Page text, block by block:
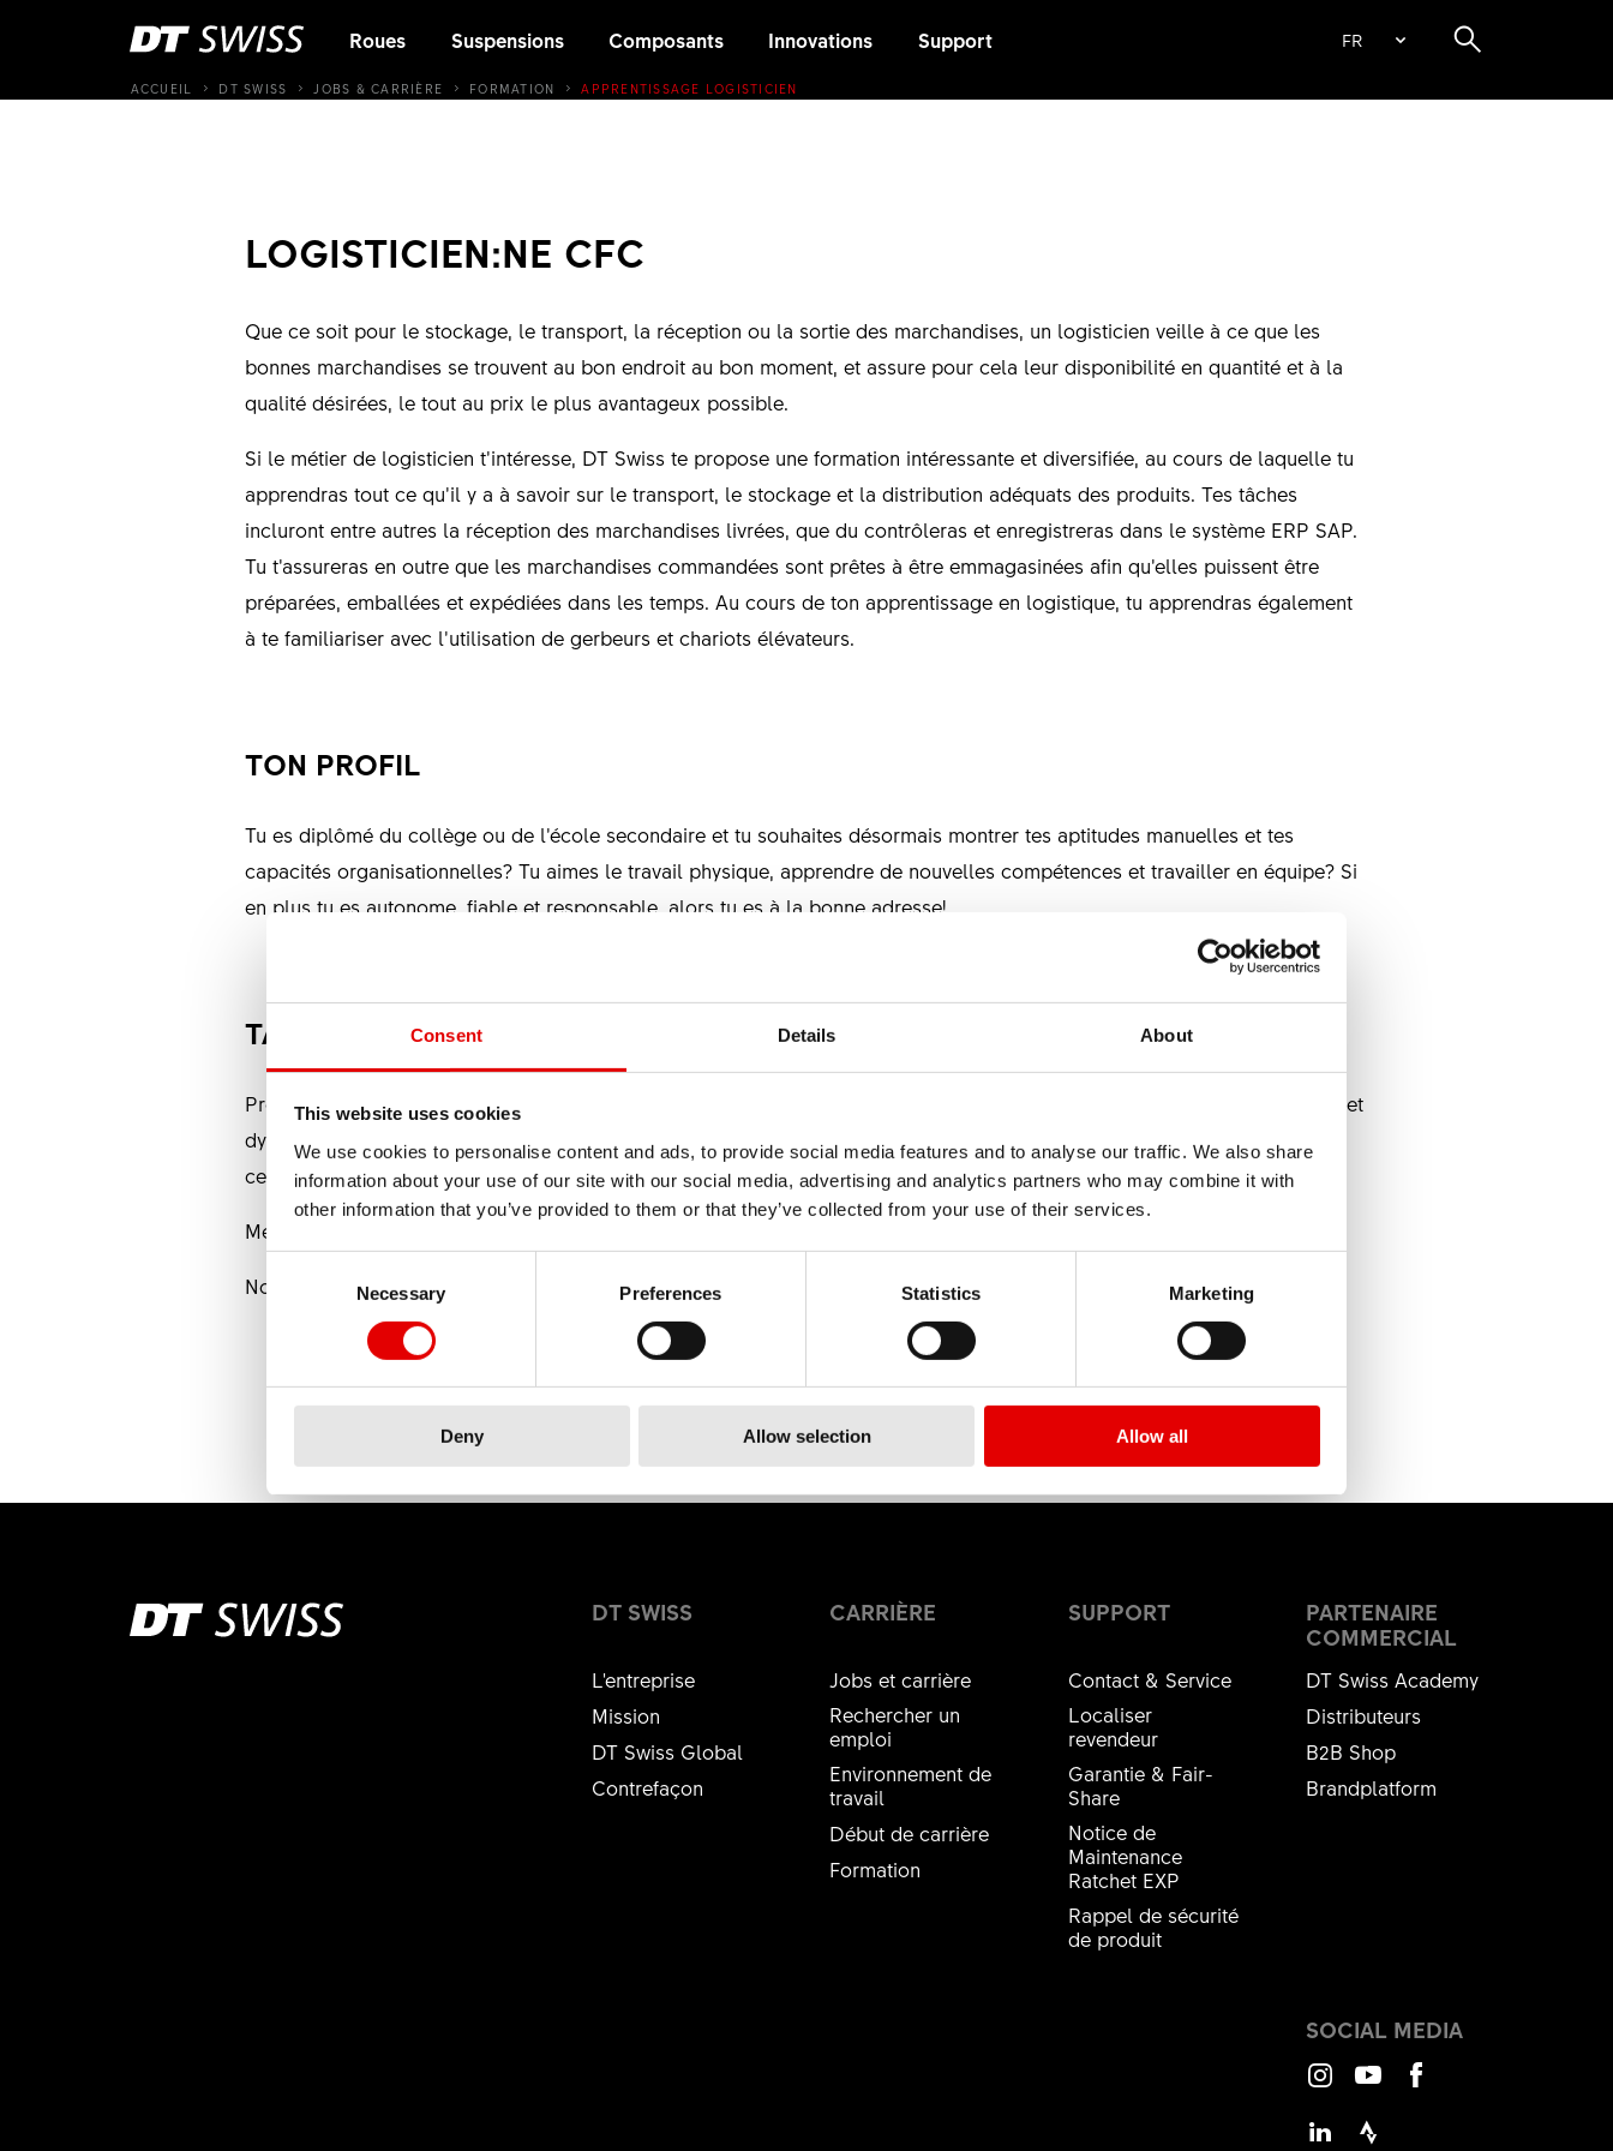
Consent Details About
This website uses cookies
We use cookies to personalise content and ads, to provide social media features and to analyse our traffic. We also share
information about your use of our site with our social media, advertising and analytics partners who may combine it with
other information that you’ve provided to them or that they’ve collected from your use of their services.
Necessary
Preferences Statistics Marketing
Deny Allow selection Allow all
Roues Suspensions Composants Innovations Support FR
ACCUEIL DT SWISS JOBS & CARRIÈRE FORMATION APPRENTISSAGE LOGISTICIEN
LOGISTICIEN:NE CFC
Que ce soit pour le stockage, le transport, la réception ou la sortie des marchandises, un logisticien veille à ce que les
bonnes marchandises se trouvent au bon endroit au bon moment, et assure pour cela leur disponibilité en quantité et à la
qualité désirées, le tout au prix le plus avantageux possible.
Si le métier de logisticien t’intéresse, DT Swiss te propose une formation intéressante et diversifiée, au cours de laquelle tu
apprendras tout ce qu’il y a à savoir sur le transport, le stockage et la distribution adéquats des produits. Tes tâches
incluront entre autres la réception des marchandises livrées, que du contrôleras et enregistreras dans le système ERP SAP.
Tu t’assureras en outre que les marchandises commandées sont prêtes à être emmagasinées afin qu’elles puissent être
préparées, emballées et expédiées dans les temps. Au cours de ton apprentissage en logistique, tu apprendras également
à te familiariser avec l’utilisation de gerbeurs et chariots élévateurs.
TON PROFIL
Tu es diplômé du collège ou de l’école secondaire et tu souhaites désormais montrer tes aptitudes manuelles et tes
capacités organisationnelles? Tu aimes le travail physique, apprendre de nouvelles compétences et travailler en équipe? Si
en plus tu es autonome, fiable et responsable, alors tu es à la bonne adresse!
TA CANDIDATURE
Prends ton avenir en main et dépose ta candidature pour une place en apprentissage au sein de notre entreprise sportive et
dynamique. Pour cela, il nous faut ton dossier de candidature complet, incluant ta lettre de motivation, ton CV, tes
certificats et ton Multicheck.
Merci de postuler via notre
Nous t’attendons avec impatience!
DT SWISS
L'entreprise
Mission
DT Swiss Global
Contrefaçon
CARRIÈRE
Jobs et carrière
Rechercher un
emploi
Environnement de
travail
Début de carrière
Formation
SUPPORT
Contact & Service
Localiser
revendeur
Garantie & Fair-
Share
Notice de
Maintenance
Ratchet EXP
Rappel de sécurité
de produit
PARTENAIRE
COMMERCIAL
DT Swiss Academy
Distributeurs
B2B Shop
Brandplatform
SOCIAL MEDIA